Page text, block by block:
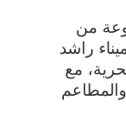
من
راشد
مع